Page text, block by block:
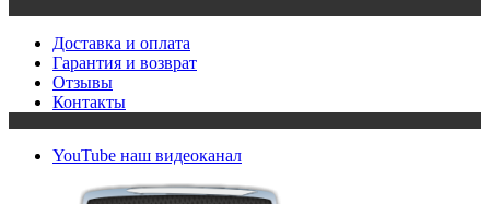
Доставка и оплата
Гарантия и возврат
Отзывы
Контакты
YouTube наш видеоканал